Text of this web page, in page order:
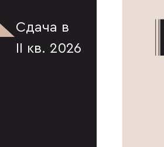
Сдача в
II кв. 2026